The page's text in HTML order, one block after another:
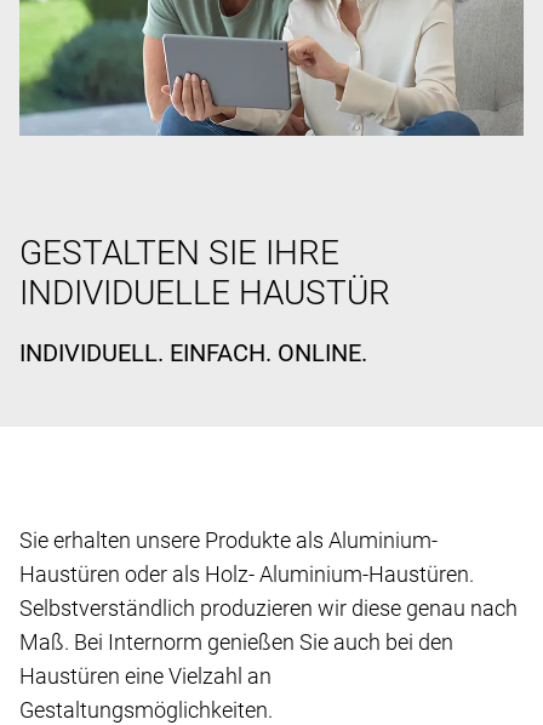
GESTALTEN SIE IHRE
INDIVIDUELLE HAUSTÜR
INDIVIDUELL. EINFACH. ONLINE.
Sie erhalten unsere Produkte als Aluminium-
Haustüren oder als Holz- Aluminium-Haustüren.
Selbstverständlich produzieren wir diese genau nach
Maß. Bei Internorm genießen Sie auch bei den
Haustüren eine Vielzahl an
Gestaltungsmöglichkeiten.